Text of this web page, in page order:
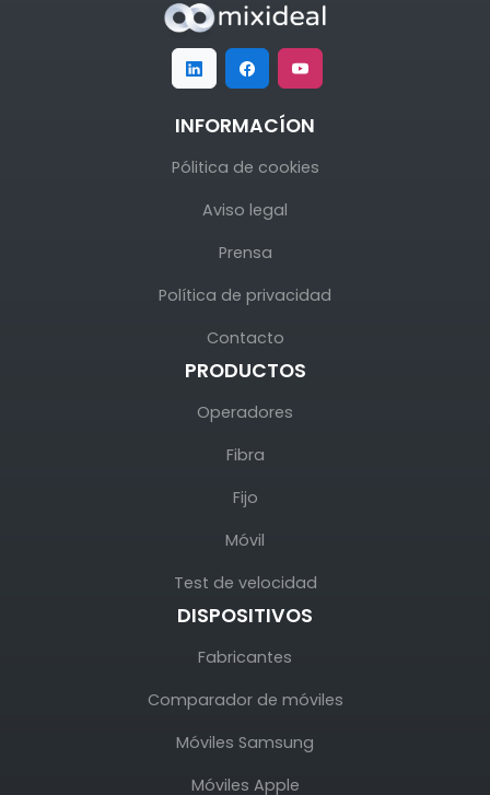
INFORMACÍON
Pólitica de cookies
Aviso legal
Prensa
Política de privacidad
Contacto
PRODUCTOS
Operadores
Fibra
Fijo
Móvil
Test de velocidad
DISPOSITIVOS
Fabricantes
Comparador de móviles
Móviles Samsung
Móviles Apple